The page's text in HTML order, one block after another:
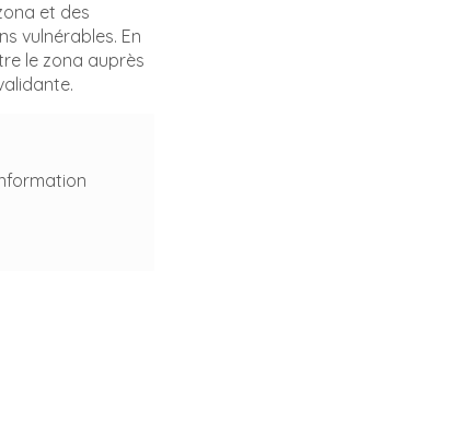
et des
vulnérables. En
le zona auprès